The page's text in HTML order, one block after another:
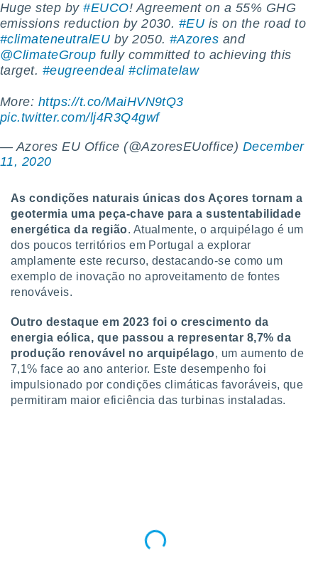
nós e
únicos
e
este sitio
IP e
possam
seus
com
se
tal,
seu
qualquer
em “
na
Huge step by#EUCO! Agreement on a 55% GHG
emissions reduction by 2030. #EU is on the road to
#climateneutralEU by 2050. #Azores and
@ClimateGroup fully committed to achieving this
target. #eugreendeal #climatelaw
More: https://t.co/MaiHVN9tQ3
pic.twitter.com/lj4R3Q4gwf
— Azores EU Office (@AzoresEUoffice) December
11, 2020
As condições naturais únicas dos Açores tornam a
geotermia uma peça-chave para a sustentabilidade
energética da região. Atualmente, o arquipélago é um
dos poucos territórios em Portugal a explorar
amplamente este recurso, destacando-se como um
exemplo de inovação no aproveitamento de fontes
renováveis.
Outro destaque em 2023 foi o crescimento da
energia eólica, que passou a representar 8,7% da
produção renovável no arquipélago, um aumento de
7,1% face ao ano anterior. Este desempenho foi
impulsionado por condições climáticas favoráveis, que
permitiram maior eficiência das turbinas instaladas.